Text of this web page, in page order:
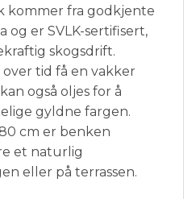
kommer fra godkjente
og er SVLK-sertifisert,
skogsdrift.
tid få en vakker
også oljes for å
gyldne fargen.
cm er benken
et naturlig
eller på terrassen.